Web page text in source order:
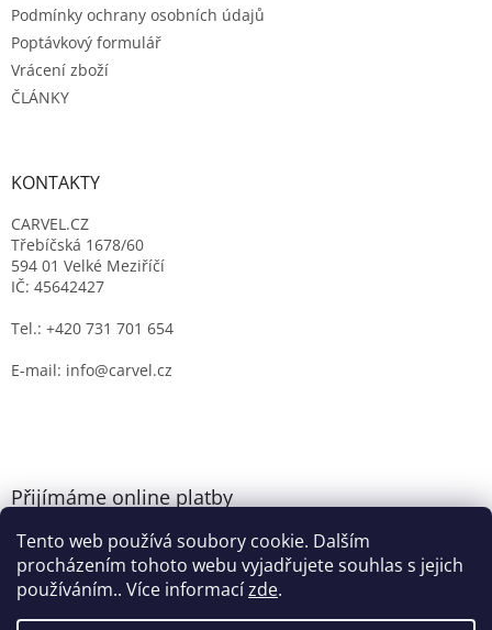
Tento web používá soubory cookie. Dalším
procházením tohoto webu vyjadřujete souhlas s jejich
používáním.. Více informacízde.
Podmínky ochrany osobních údajů
Poptávkový formulář
Vrácení zboží
ČLÁNKY
KONTAKTY
CARVEL.CZ
Třebíčská 1678/60
594 01 Velké Meziříčí
IČ: 45642427
Tel.: +420 731 701 654
E-mail: info@carvel.cz
Přijímáme online platby